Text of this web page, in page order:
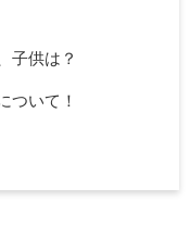
子供は？
ついて！